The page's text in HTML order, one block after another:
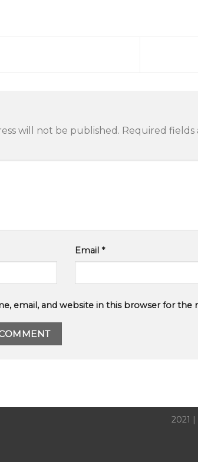
will not be published. Required
Email *
email, and website in this browser for
2021 |